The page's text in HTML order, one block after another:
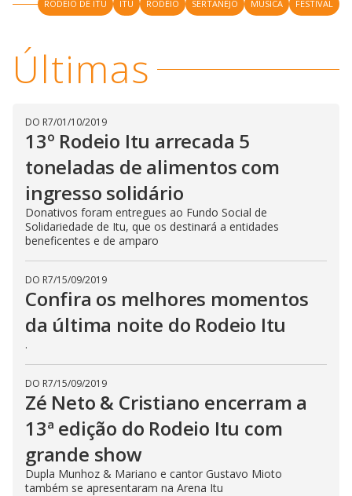
e
o
RODEIO DE ITU ITU RODEIO SERTANEJO MUSICA FESTIVAL
Últimas
DO R7/01/10/2019
13º Rodeio Itu arrecada 5
toneladas de alimentos com
ingresso solidário
Donativos foram entregues ao Fundo Social de
Solidariedade de Itu, que os destinará a entidades
beneficentes e de amparo
DO R7/15/09/2019
Confira os melhores momentos
da última noite do Rodeio Itu
.
DO R7/15/09/2019
Zé Neto & Cristiano encerram a
13ª edição do Rodeio Itu com
grande show
Dupla Munhoz & Mariano e cantor Gustavo Mioto
também se apresentaram na Arena Itu